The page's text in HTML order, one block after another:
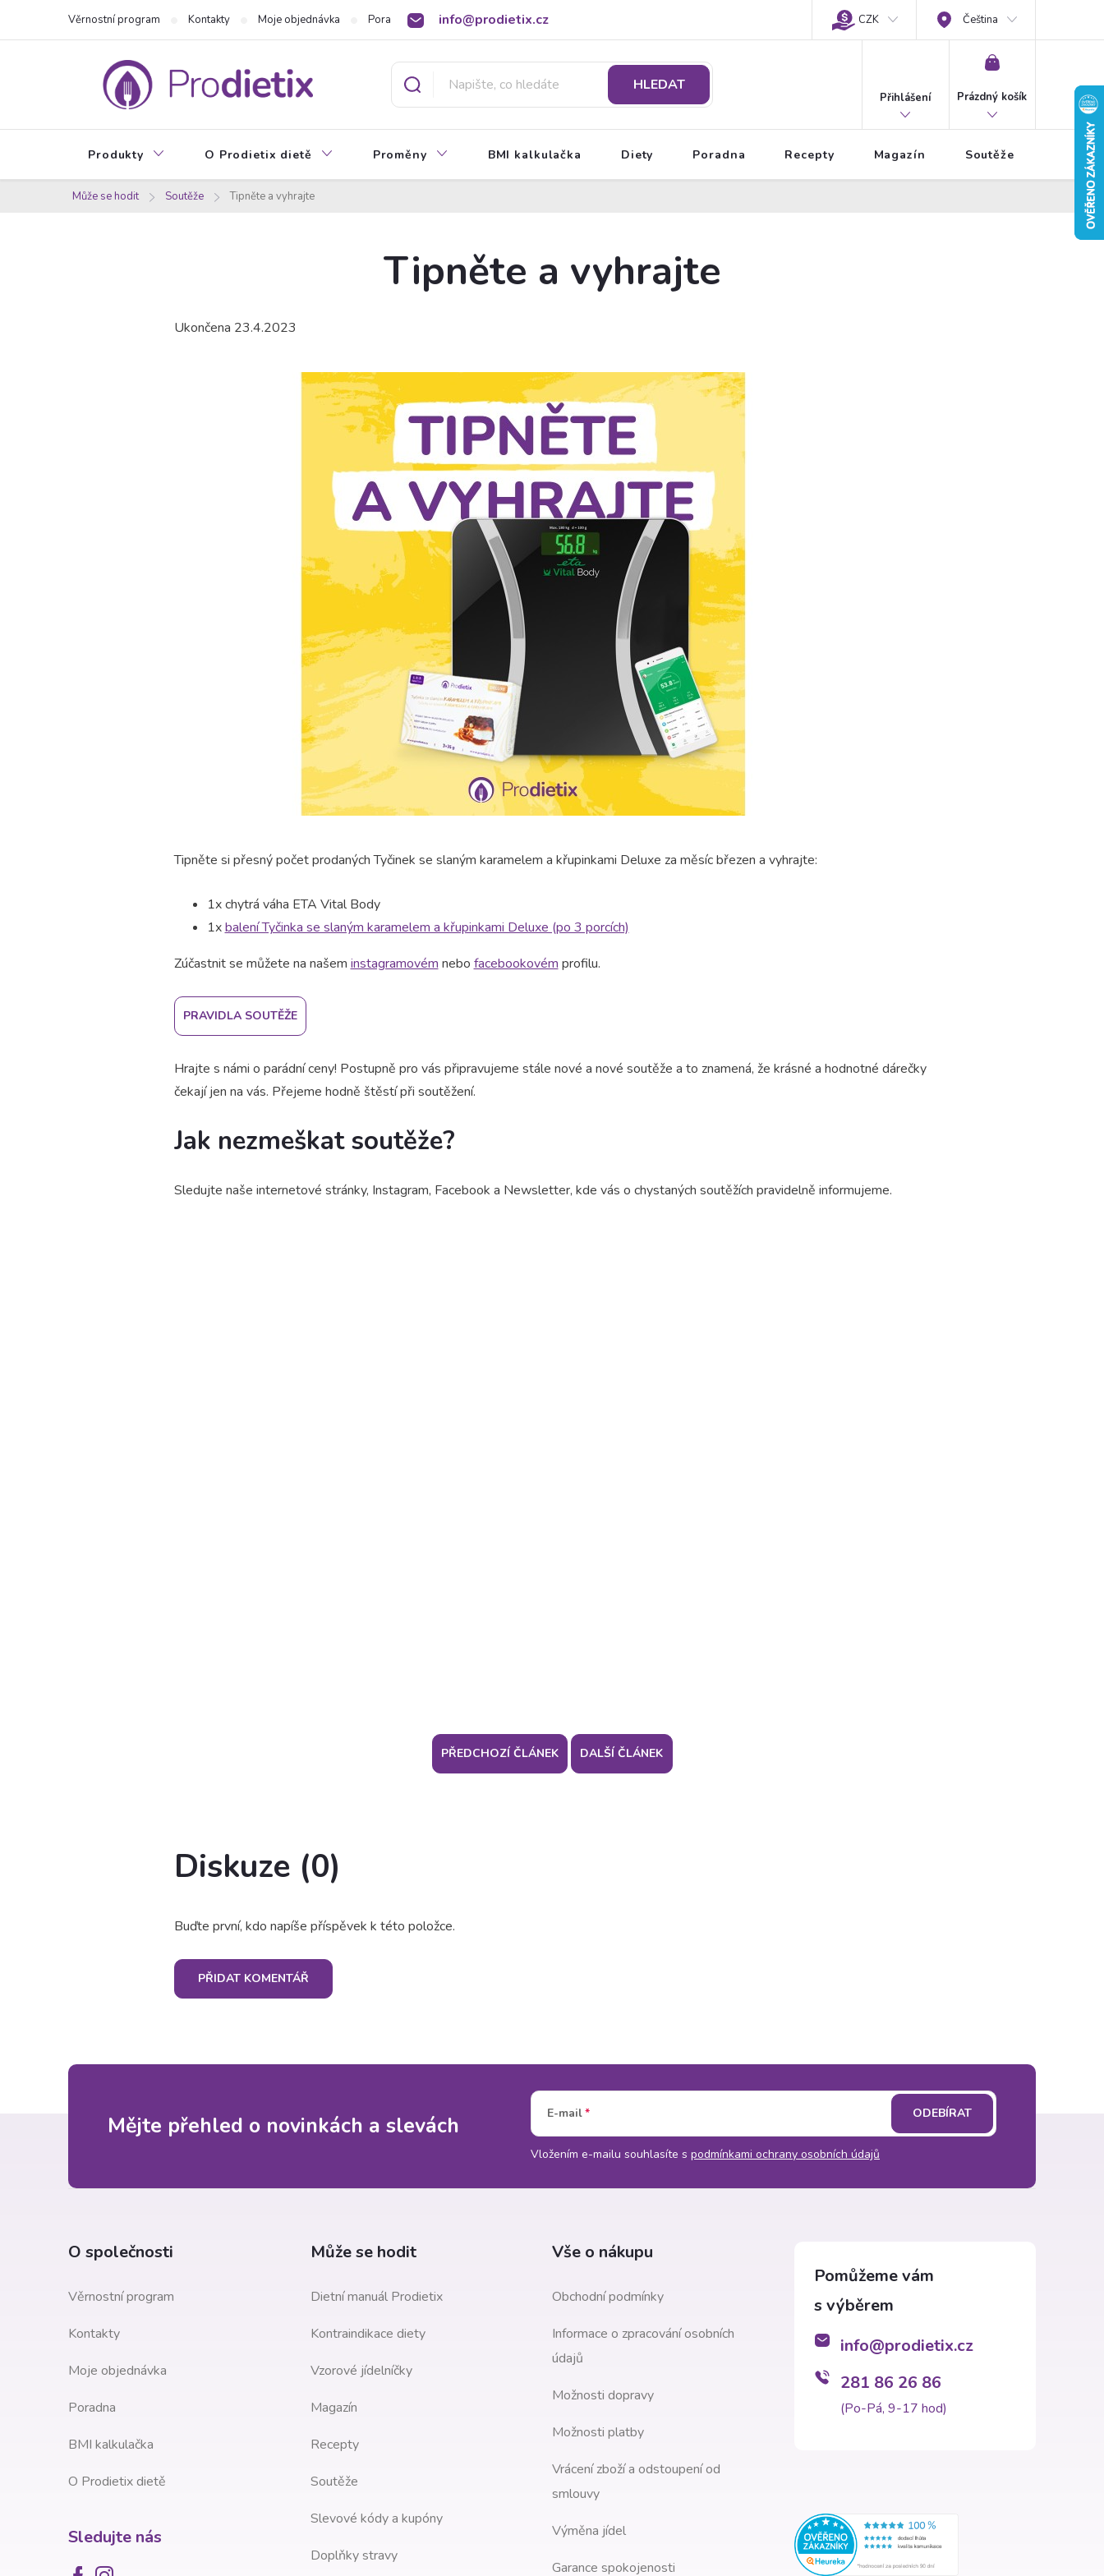
info@prodietix.cz
Věrnostní program Kontakty Moje objednávka Poradna BMI kalkulačka O Prodietix dietě CZK Čeština
HLEDAT
Přihlášení
NÁKUPNÍ
Prázdný košík
Produkty O Prodietix dietě Proměny BMI kalkulačka Diety Poradna Recepty Magazín Soutěže
Může se hodit Soutěže Tipněte a vyhrajte
Tipněte a vyhrajte
Ukončena 23.4.2023
Tipněte si přesný počet prodaných Tyčinek se slaným karamelem a křupinkami Deluxe za měsíc březen a vyhrajte:
1x chytrá váha ETA Vital Body
1x balení Tyčinka se slaným karamelem a křupinkami Deluxe (po 3 porcích)
Zúčastnit se můžete na našem instagramovém nebo facebookovém profilu.
PRAVIDLA SOUTĚŽE
Hrajte s námi o parádní ceny! Postupně pro vás připravujeme stále nové a nové soutěže a to znamená, že krásné a hodnotné dárečky
čekají jen na vás. Přejeme hodně štěstí při soutěžení.
Jak nezmeškat soutěže?
Sledujte naše internetové stránky, Instagram, Facebook a Newsletter, kde vás o chystaných soutěžích pravidelně informujeme.
PŘEDCHOZÍ ČLÁNEK DALŠÍ ČLÁNEK
Diskuze (0)
Buďte první, kdo napíše příspěvek k této položce.
PŘIDAT KOMENTÁŘ
Mějte přehled o novinkách a slevách E-mail
Vložením e-mailu souhlasíte s podmínkami ochrany osobních údajů
ODEBÍRAT
O společnosti
Věrnostní program
Kontakty
Moje objednávka
Poradna
BMI kalkulačka
O Prodietix dietě
Sledujte nás
Může se hodit
Dietní manuál Prodietix
Kontraindikace diety
Vzorové jídelníčky
Magazín
Recepty
Soutěže
Slevové kódy a kupóny
Doplňky stravy
Vše o nákupu
Obchodní podmínky
Informace o zpracování osobních
údajů
Možnosti dopravy
Možnosti platby
Vrácení zboží a odstoupení od
smlouvy
Výměna jídel
Garance spokojenosti
info@prodietix.cz
281 86 26 86
(Po-Pá, 9-17 hod)